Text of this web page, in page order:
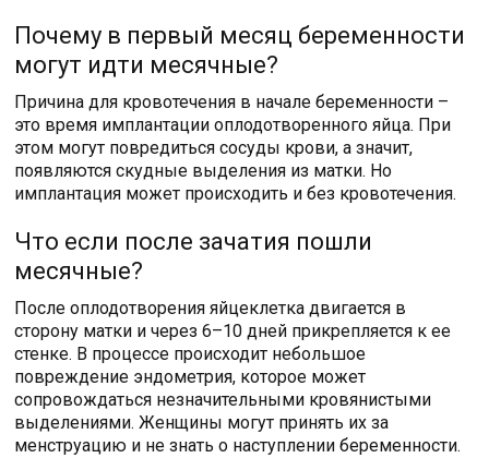
Почему в первый месяц беременности
могут идти месячные?
Причина для кровотечения в начале беременности –
это время имплантации оплодотворенного яйца. При
этом могут повредиться сосуды крови, а значит,
появляются скудные выделения из матки. Но
имплантация может происходить и без кровотечения.
Что если после зачатия пошли
месячные?
После оплодотворения яйцеклетка двигается в
сторону матки и через 6–10 дней прикрепляется к ее
стенке. В процессе происходит небольшое
повреждение эндометрия, которое может
сопровождаться незначительными кровянистыми
выделениями. Женщины могут принять их за
менструацию и не знать о наступлении беременности.